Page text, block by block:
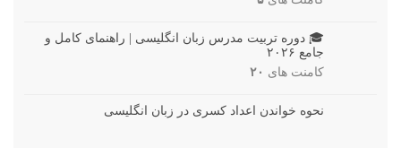
🎓 دوره تربیت مدرس زبان انگلیسی | راهنمای کامل و
جامع ۲۰۲۶
کامنت های ۲۰
نحوه خواندن اعداد کسری در زبان انگلیسی